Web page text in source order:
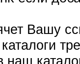
Вашу
наш